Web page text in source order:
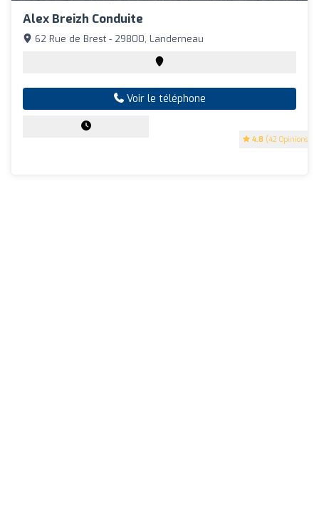
Alex Breizh Conduite
4.8 (42 Opinions)
62 Rue de Brest - 29800, Landerneau
Voir le téléphone